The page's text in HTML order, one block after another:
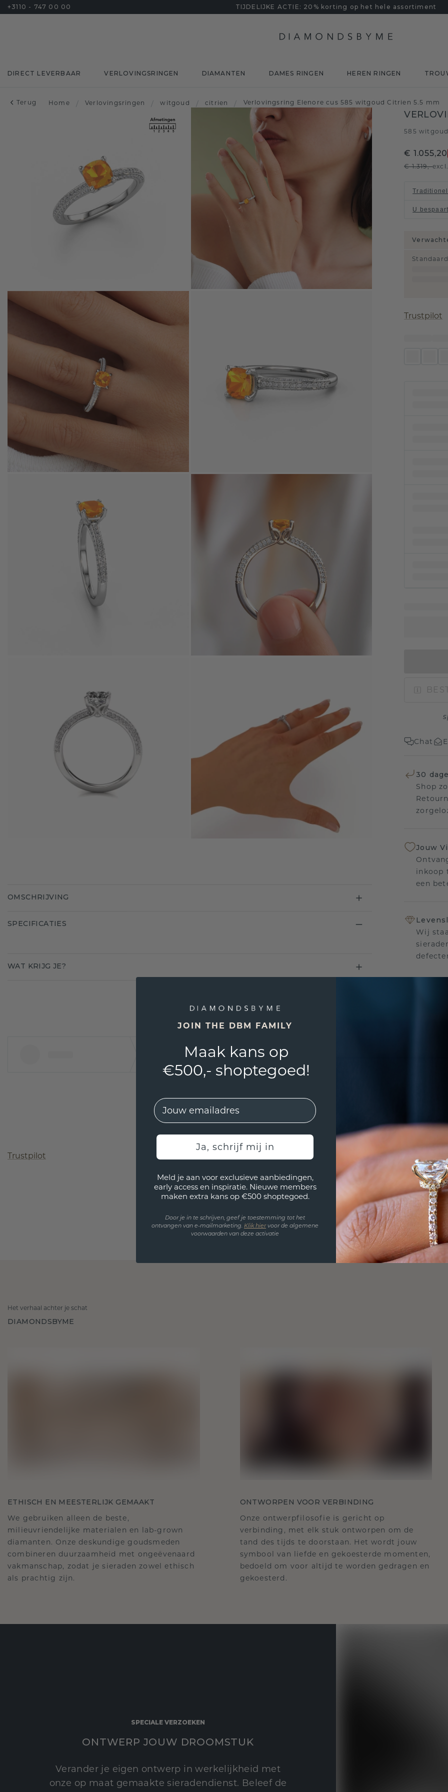
+3110 - 747 00 00 TIJDELIJKE ACTIE: 20% korting op het hele assortiment
DIRECT LEVERBAAR VERLOVINGSRINGEN DIAMANTEN DAMES RINGEN HEREN RINGEN
Terug Home / Verlovingsringen / witgoud / citrien / Verlovingsring Elenore cus 585 witgoud Citrien 5.5 mm
585 witgoud
€ 1.055,20
€ 1.319,-
U bespaart
Standaard
Trustpilot
Chat
30
Shop
Jouw
inkoop
een
Wij
Wil
OMSCHRIJVING
SPECIFICATIES
WAT KRIJG JE?
Trustpilot
Het verhaal achter je schat
DIAMONDSBYME
ETHISCH EN MEESTERLIJK GEMAAKT
We gebruiken alleen de beste,
milieuvriendelijke materialen en lab-grown
diamanten. Onze deskundige goudsmeden
combineren duurzaamheid met ongeëvenaard
vakmanschap, zodat je sieraden zowel ethisch
als prachtig zijn.
ONTWORPEN VOOR VERBINDING
Onze ontwerpfilosofie is gericht op
verbinding, met elk stuk ontworpen om de
tand des tijds te doorstaan. Het wordt jouw
symbool van liefde en gekoesterde momenten,
bedoeld om voor altijd te worden gedragen en
gekoesterd.
SPECIALE VERZOEKEN
ONTWERP JOUW DROOMSTUK
Verander je eigen ontwerp in werkelijkheid met
onze op maat gemaakte sieradendienst. Beleef de
JOIN THE DBM FAMILY
Maak kans op
€500,- shoptegoed!
EMail
Ja, schrijf mij in
Meld je aan voor exclusieve aanbiedingen,
early access en inspiratie. Nieuwe members
maken extra kans op €500 shoptegoed.
Door je in te schrijven, geef je toestemming tot het
ontvangen van e-mailmarketing. Klik hiervoor de algemene
voorwaarden van deze activatie